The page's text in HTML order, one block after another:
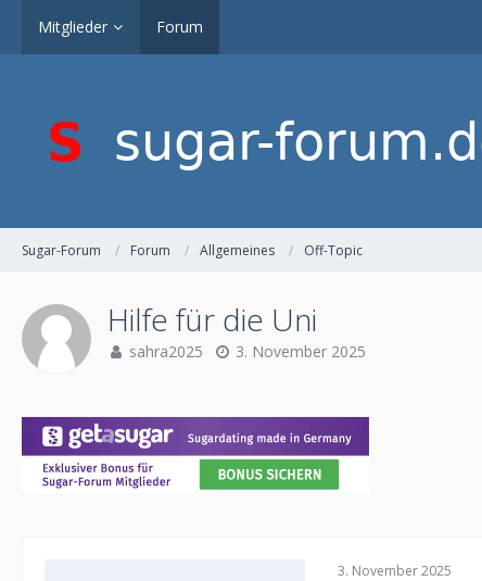
Mitglieder Forum
Sugar-Forum Forum Allgemeines Off-Topic
Hilfe für die Uni
sahra2025 3. November 2025
3. November 2025